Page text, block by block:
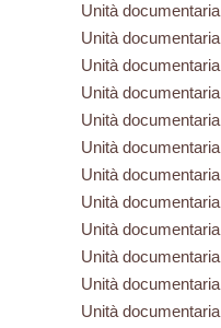
Unità documentaria
Unità documentaria
Unità documentaria
Unità documentaria
Unità documentaria
Unità documentaria
Unità documentaria
Unità documentaria
Unità documentaria
Unità documentaria
Unità documentaria
Unità documentaria